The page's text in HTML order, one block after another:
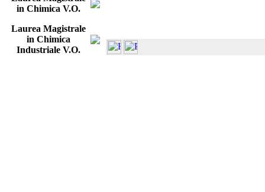
in Chimica V.O.
Laurea Magistrale
in Chimica
Industriale V.O.